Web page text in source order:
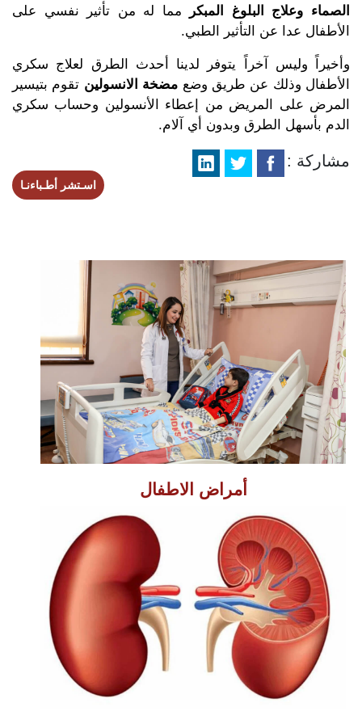
الصماء وعلاج البلوغ المبكر مما له من تأثير نفسي على
الأطفال عدا عن التأثير الطبي.
وأخيراً وليس آخراً يتوفر لدينا أحدث الطرق لعلاج سكري
الأطفال وذلك عن طريق وضع مضخة الانسولين تقوم بتيسير
المرض على المريض من إعطاء الأنسولين وحساب سكري
الدم بأسهل الطرق وبدون أي آلام.
مشاركة :
اسـتشر أطـباءنـا
أمراض الاطفال